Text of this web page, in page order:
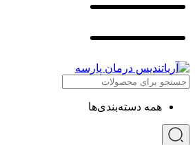
همه دسته‌بندی‌ها